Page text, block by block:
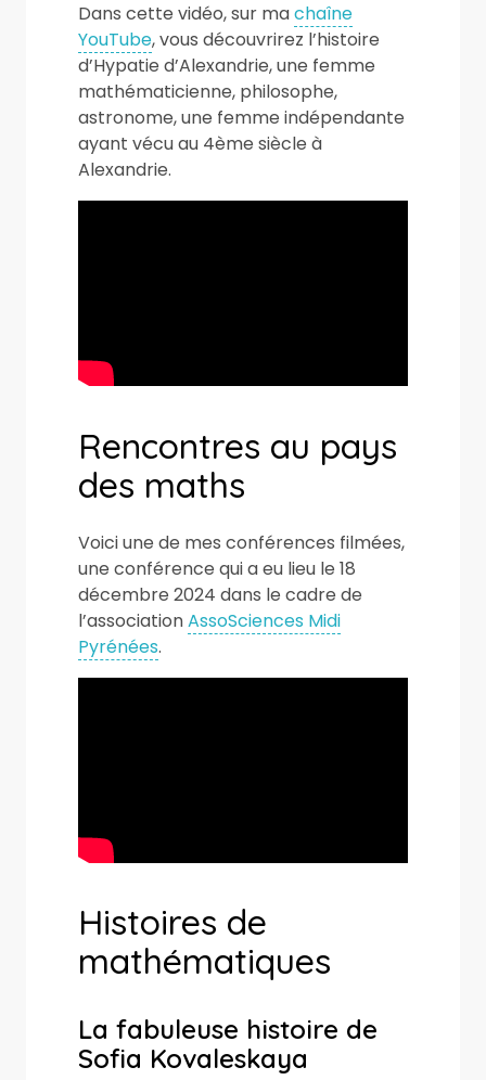
Dans cette vidéo, sur machaîne
YouTube, vous découvrirez l’histoire
d’Hypatie d’Alexandrie, une femme
mathématicienne, philosophe,
astronome, une femme indépendante
ayant vécu au 4ème siècle à
Alexandrie.
Rencontres au pays
des maths
Voici une de mes conférences filmées,
une conférence qui a eu lieu le 18
décembre 2024 dans le cadre de
l’associationAssoSciences Midi
Pyrénées.
Histoires de
mathématiques
La fabuleuse histoire de
Sofia Kovaleskaya